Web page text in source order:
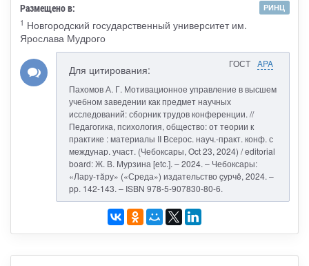
Размещено в:
РИНЦ
1 Новгородский государственный университет им.
Ярослава Мудрого
ГОСТ APA
Для цитирования:
Пахомов А. Г. Мотивационное управление в высшем
учебном заведении как предмет научных
исследований: сборник трудов конференции. //
Педагогика, психология, общество: от теории к
практике : материалы II Всерос. науч.-практ. конф. с
междунар. участ. (Чебоксары, Oct 23, 2024) / editorial
board: Ж. В. Мурзина [etc.]. – 2024. – Чебоксары:
«Лару-тăру» («Среда») издательство çурчě, 2024. –
pp. 142-143. – ISBN 978-5-907830-80-6.